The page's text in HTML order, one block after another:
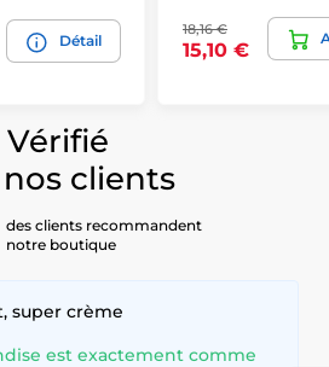
Détail
18,16 €
15,10 €
Vérifié
clients
des clients recommandent
notre boutique
super crème
est exactement comme